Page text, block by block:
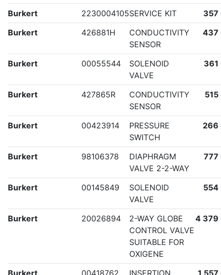
Burkert 2230004105SERVICE KIT
357
Burkert
426881H
CONDUCTIVITY
SENSOR
437
Burkert 00055544
SOLENOID
VALVE
361
Burkert 427865R
CONDUCTIVITY
SENSOR
515
Burkert 00423914
PRESSURE
SWITCH
266
Burkert 98106378
DIAPHRAGM
VALVE 2-2-WAY
777
Burkert 00145849
SOLENOID
VALVE
554
Burkert 20026894
2-WAY GLOBE
CONTROL VALVE
SUITABLE FOR
OXIGENE
4 379